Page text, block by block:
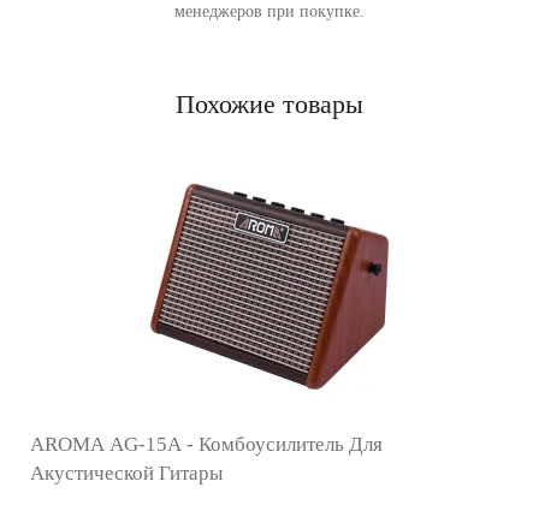
менеджеров при покупке.
Похожие товары
AROMA AG-15A - Комбоусилитель Для
Акустической Гитары